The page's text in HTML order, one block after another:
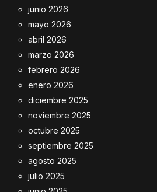
junio 2026
mayo 2026
abril 2026
marzo 2026
febrero 2026
enero 2026
diciembre 2025
noviembre 2025
octubre 2025
septiembre 2025
agosto 2025
julio 2025